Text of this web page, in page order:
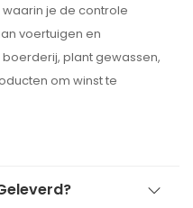
je de controle
voertuigen en
plant gewassen,
om winst te